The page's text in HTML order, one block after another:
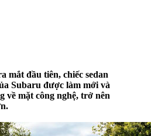
mắt đầu tiên, chiếc sedan
Subaru được làm mới và
về mặt công nghệ, trở nên